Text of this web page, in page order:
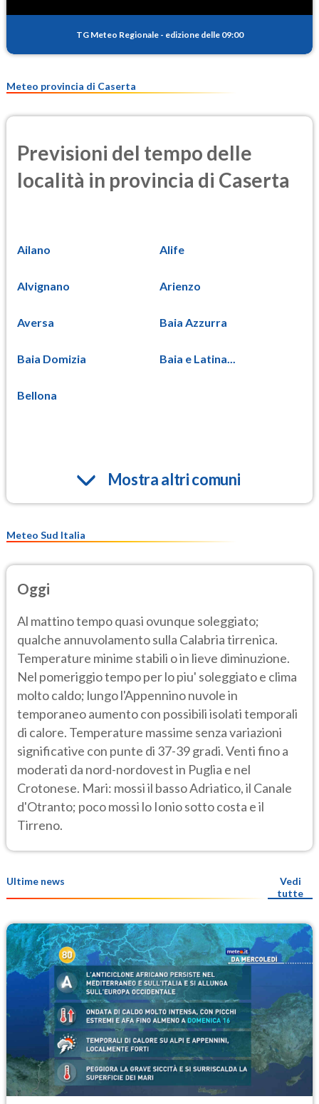
TG Meteo Regionale - edizione delle 09:00
Meteo provincia di Caserta
Previsioni del tempo delle
località in provincia di Caserta
Ailano Alife
Alvignano Arienzo
Aversa Baia Azzurra
Baia Domizia Baia e Latina...
Bellona
Mostra altri comuni
Meteo Sud Italia
Oggi
Al mattino tempo quasi ovunque soleggiato;
qualche annuvolamento sulla Calabria tirrenica.
Temperature minime stabili o in lieve diminuzione.
Nel pomeriggio tempo per lo piu' soleggiato e clima
molto caldo; lungo l'Appennino nuvole in
temporaneo aumento con possibili isolati temporali
di calore. Temperature massime senza variazioni
significative con punte di 37-39 gradi. Venti fino a
moderati da nord-nordovest in Puglia e nel
Crotonese. Mari: mossi il basso Adriatico, il Canale
d'Otranto; poco mossi lo Ionio sotto costa e il
Tirreno.
Ultime news
Vedi
tutte